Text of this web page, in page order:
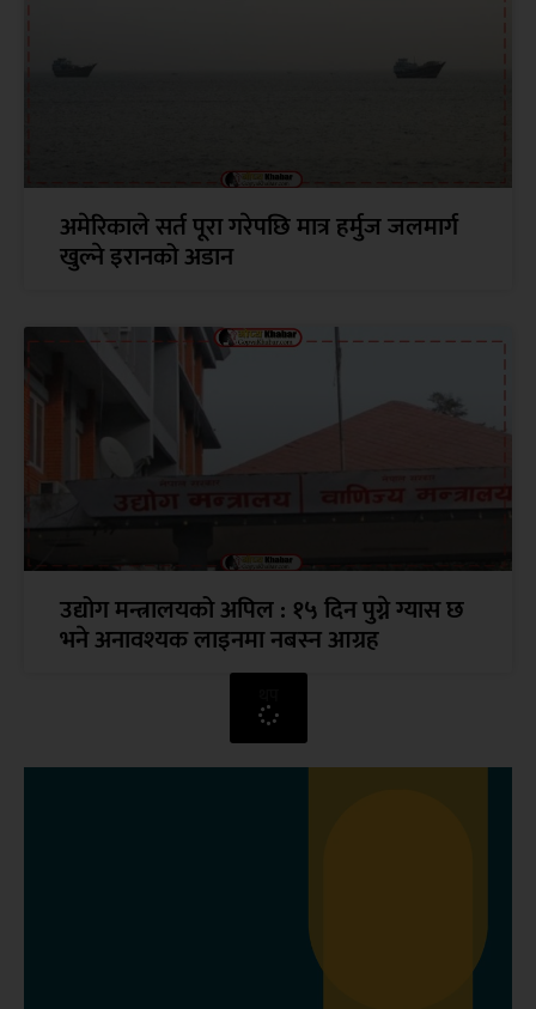
अमेरिकाले सर्त पूरा गरेपछि मात्र हर्मुज जलमार्ग
खुल्ने इरानको अडान
उद्योग मन्त्रालयको अपिल : १५ दिन पुग्ने ग्यास छ
भने अनावश्यक लाइनमा नबस्न आग्रह